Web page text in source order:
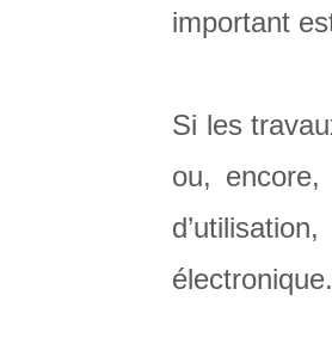
important
Si les
ou,
électronique.